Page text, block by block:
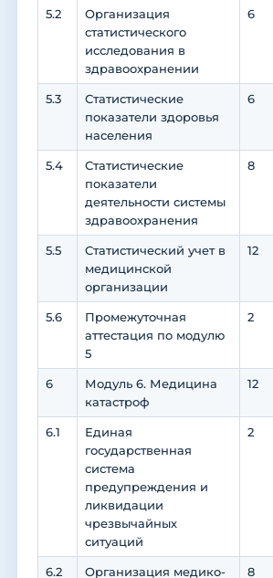
5.2
Организация
статистического
исследования в
здравоохранении
6
5.3
Статистические
показатели здоровья
населения
6
5.4
Статистические
показатели
деятельности системы
здравоохранения
8
5.5
Статистический учет в
медицинской
организации
12
5.6
Промежуточная
аттестация по модулю
5
2
6
Модуль 6. Медицина
катастроф
12
6.1
Единая
государственная
система
предупреждения и
ликвидации
чрезвычайных
ситуаций
2
6.2 Организация медико- 8